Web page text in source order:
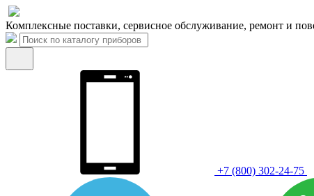
Комплексные поставки, сервисное обслуживание, ремонт и
+7 (800) 302-24-75